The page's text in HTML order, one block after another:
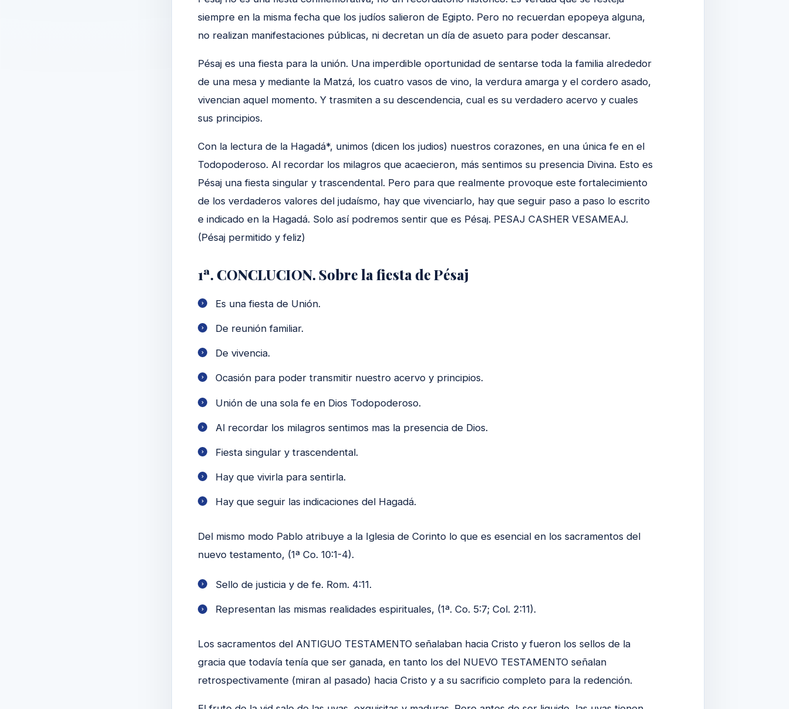
siempre en la misma fecha que los judíos salieron de Egipto. Pero no recuerdan epopeya alguna,
no realizan manifestaciones públicas, ni decretan un día de asueto para poder descansar.
Pésaj es una fiesta para la unión. Una imperdible oportunidad de sentarse toda la familia alrededor
de una mesa y mediante la Matzá, los cuatro vasos de vino, la verdura amarga y el cordero asado,
vivencian aquel momento. Y trasmiten a su descendencia, cual es su verdadero acervo y cuales
sus principios.
Con la lectura de la Hagadá*, unimos (dicen los judios) nuestros corazones, en una única fe en el
Todopoderoso. Al recordar los milagros que acaecieron, más sentimos su presencia Divina. Esto es
Pésaj una fiesta singular y trascendental. Pero para que realmente provoque este fortalecimiento
de los verdaderos valores del judaísmo, hay que vivenciarlo, hay que seguir paso a paso lo escrito
e indicado en la Hagadá. Solo así podremos sentir que es Pésaj. PESAJ CASHER VESAMEAJ.
(Pésaj permitido y feliz)
1ª. CONCLUCION. Sobre la fiesta de Pésaj
Es una fiesta de Unión.
De reunión familiar.
De vivencia.
Ocasión para poder transmitir nuestro acervo y principios.
Unión de una sola fe en Dios Todopoderoso.
Al recordar los milagros sentimos mas la presencia de Dios.
Fiesta singular y trascendental.
Hay que vivirla para sentirla.
Hay que seguir las indicaciones del Hagadá.
Del mismo modo Pablo atribuye a la Iglesia de Corinto lo que es esencial en los sacramentos del
nuevo testamento, (1ª Co. 10:1-4).
Sello de justicia y de fe. Rom. 4:11.
Representan las mismas realidades espirituales, (1ª. Co. 5:7; Col. 2:11).
Los sacramentos del ANTIGUO TESTAMENTO señalaban hacia Cristo y fueron los sellos de la
gracia que todavía tenía que ser ganada, en tanto los del NUEVO TESTAMENTO señalan
retrospectivamente (miran al pasado) hacia Cristo y a su sacrificio completo para la redención.